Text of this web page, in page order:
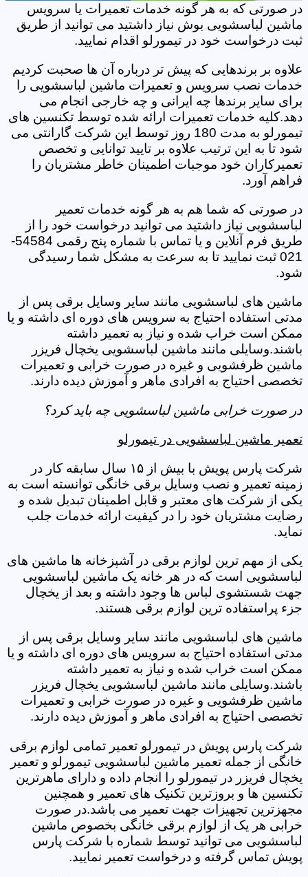
در صورتی که به هر گونه خدمات تعمیرات یا سرویس
ماشین لباسشویی بوش نیاز داشتید می توانید از طریق
ثبت درخواست خود در تیمورلو اقدام نمایید.
علاوه بر برندهایی که پیش تر درباره آن ها صحبت کردیم
خدمات نصب سرویس و تعمیرات ماشین لباسشویی را
برای سایر برندها چه ایرانی و چه خارجی انجام می
دهد.کلیه خدمات تعمیرات ارائه شده توسط تکنسین های
تیمورلو به مدت 180 روز توسط این شرکت گارانتی می
شود تا به این ترتیب علاوه بر تایید توانایی و تخصص
تعمیرکاران خود موجبات اطمینان خاطر مشتریان را
فراهم آورد.
در صورتی که شما هم به هر گونه خدمات تعمیر
لباسشویی نیاز داشتید می توانید درخواست خود را از
طریق فرم آنلاین و یا تماس با شماره پنج رقمی 54584-
021 ثبت نمایید تا به سرعت به مشکل شما رسیدگی
شود.
ماشین های لباسشویی مانند سایر وسایل برقی پس از
مدتی استفاده احتیاج به سرویس های دوره ای داشته و یا
ممکن است خراب شده و نیاز به تعمیر داشته
باشند.وسایلی مانند ماشین لباسشویی یخچال فریزر
ماشین ظرفشویی و غیره در صورت خرابی و تعمیرات
تخصصی احتیاج به افرادی ماهر و آموزش دیده دارند.
در صورت خرابی ماشین لباسشویی چه باید کرد؟
تعمیر ماشین لباسشویی در تیمورلو
شرکت پارس پویش با بیش از ۱۵ سال سابقه کار در
زمینه تعمیر و نصب وسایل برقی خانگی توانسته است به
یکی از شرکت های معتبر و قابل اطمینان تبدیل شده و
رضایت مشتریان خود را در کیفیت ارائه خدمات جلب
نماید.
یکی از مهم ترین لوازم برقی در آشپزخانه ها ماشین های
لباسشویی است که در هر خانه یک ماشین لباسشویی
جهت شستشوی لباس ها وجود داشته و بعد از یخچال
جزء پراستفاده ترین لوازم برقی هستند.
ماشین های لباسشویی مانند سایر وسایل برقی پس از
مدتی استفاده احتیاج به سرویس های دوره ای داشته و یا
ممکن است خراب شده و نیاز به تعمیر داشته
باشند.وسایلی مانند ماشین لباسشویی یخچال فریزر
ماشین ظرفشویی و غیره در صورت خرابی و تعمیرات
تخصصی احتیاج به افرادی ماهر و آموزش دیده دارند.
شرکت پارس پویش در تیمورلو تعمیر تمامی لوازم برقی
خانگی از جمله تعمیر ماشین لباسشویی تیمورلو و تعمیر
یخچال فریزر در تیمورلو را انجام داده و دارای ماهرترین
تکنسین ها و بروزترین تکنیک های تعمیر و همچنین
مجهزترین تجهیزات جهت تعمیر می باشد.در صورت
خرابی هر یک از لوازم برقی خانگی بخصوص ماشین
لباسشویی می توانید توسط شماره با شرکت پارس
پویش تماس گرفته و درخواست تعمیر نمایید.